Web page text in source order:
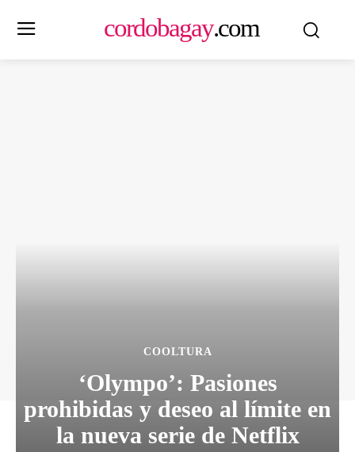
cordobagay.com
COOLTURA
‘Olympo’: Pasiones
prohibidas y deseo al límite en
la nueva serie de Netflix